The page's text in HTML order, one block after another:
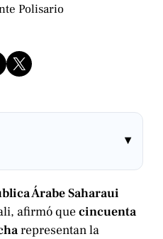
Polisario
Compartir en X
▾
Árabe Saharaui
afirmó quecincuenta
representan la